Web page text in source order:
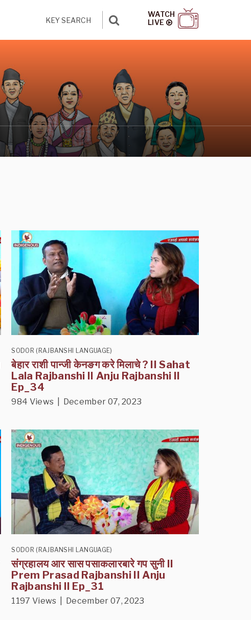
WATCH
LIVE
SODOR (RAJBANSHI LANGUAGE)
बेहार राशी पान्जी केनङग करे मिलाचे ? II Sahat
Lala Rajbanshi II Anju Rajbanshi II
Ep_34
984 Views | December 07, 2023
SODOR (RAJBANSHI LANGUAGE)
संग्रहालय आर सास पसाकलारबारे गप सुनी II
Prem Prasad Rajbanshi II Anju
Rajbanshi II Ep_31
1197 Views | December 07, 2023